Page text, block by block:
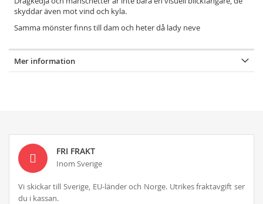
skyddar även mot vind och kyla.
Samma mönster finns till dam och heter då lady neve
Mer information
FRI FRAKT
Inom Sverige
Vi skickar till Sverige, EU-länder och Norge. Utrikes fraktavgift ser
du i kassan.